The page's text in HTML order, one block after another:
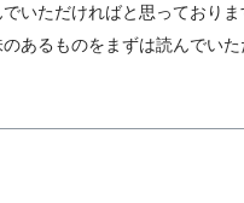
でいただければと思っておりま
あるものをまずは読んでい